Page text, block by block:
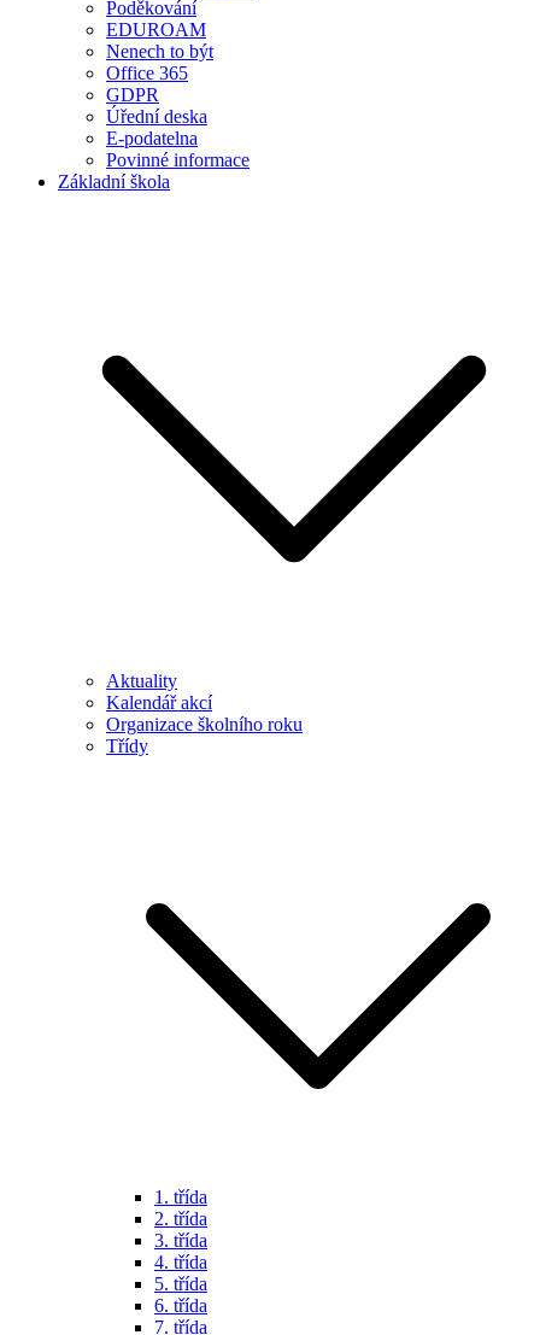
Poděkování
EDUROAM
Nenech to být
Office 365
GDPR
Úřední deska
E-podatelna
Povinné informace
Základní škola
Aktuality
Kalendář akcí
Organizace školního roku
Třídy
1. třída
2. třída
3. třída
4. třída
5. třída
6. třída
7. třída